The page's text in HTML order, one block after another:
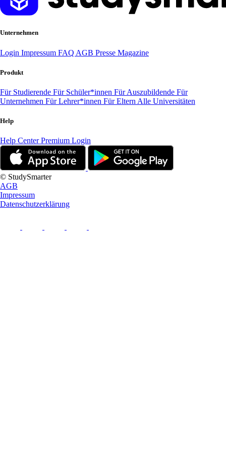
Unternehmen
Login Impressum FAQ AGB Presse Magazine
Produkt
Für Studierende Für Schüler*innen Für Auszubildende Für
Unternehmen Für Lehrer*innen Für Eltern Alle Universitäten
Help
Help CenterPremium Login
© StudySmarter
AGB
Impressum
Datenschutzerklärung